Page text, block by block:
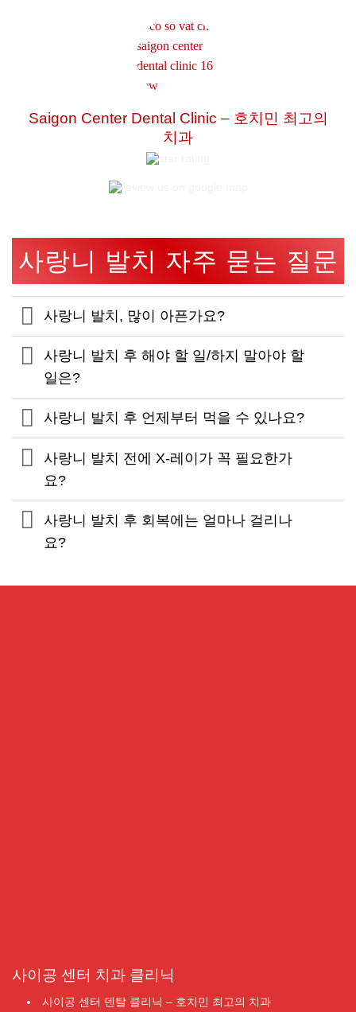
Saigon Center Dental Clinic – 호치민 최고의
치과
사랑니 발치 자주 묻는 질문
사랑니 발치, 많이 아픈가요?
사랑니 발치 후 해야 할 일/하지 말아야 할
일은?
사랑니 발치 후 언제부터 먹을 수 있나요?
사랑니 발치 전에 X-레이가 꼭 필요한가
요?
사랑니 발치 후 회복에는 얼마나 걸리나
요?
사이공 센터 치과 클리닉
사이공 센터 덴탈 클리닉 – 호치민 최고의 치과